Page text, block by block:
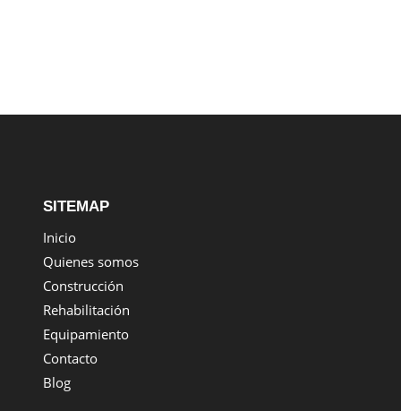
SITEMAP
Inicio
Quienes somos
Construcción
Rehabilitación
Equipamiento
Contacto
Blog